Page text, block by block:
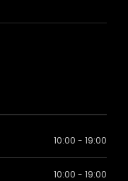
10:00 - 19:00
10:00 - 19:00